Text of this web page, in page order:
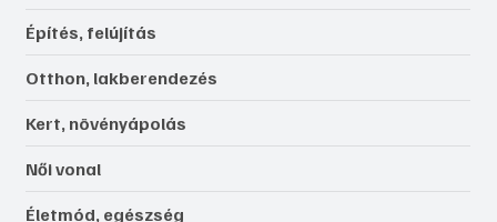
Építés, felújítás
Otthon, lakberendezés
Kert, növényápolás
Női vonal
Életmód, egészség